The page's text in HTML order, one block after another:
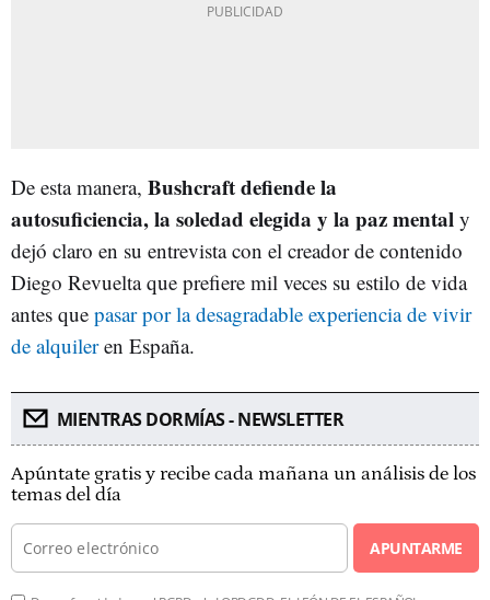
De esta manera, Bushcraft defiende la
autosuficiencia, la soledad elegida y la paz mental y
dejó claro en su entrevista con el creador de contenido
Diego Revuelta que prefiere mil veces su estilo de vida
antes que pasar por la desagradable experiencia de vivir
de alquileren España.
MIENTRAS DORMÍAS - NEWSLETTER
Apúntate gratis y recibe cada mañana un análisis de los
temas del día
APUNTARME